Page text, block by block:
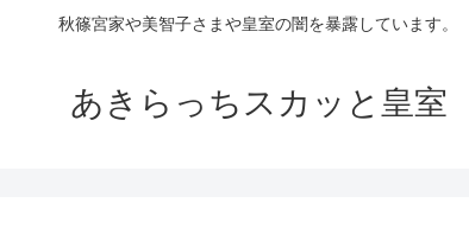
秋篠宮家や美智子さまや皇室の闇を暴露しています。
あきらっちスカッと皇室